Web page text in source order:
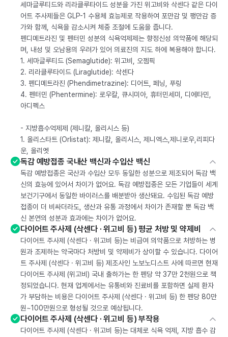
세마글루티드와 리라클루타이드 성분을 가진 위고비와 삭센다 같은 다이
어트 주사제들은 GLP-1 수용체 효능제로 작용하여 포만감 및 팽만감 증
가와 함께, 식욕을 감소시켜 체중 조절에 도움을 줍니다.
펜디메트라진 및 펜터민 성분의 식욕억제제는 향정신성 의약품에 해당되
며, 내성 및 오남용의 우려가 있어 의료진의 지도 하에 복용해야 합니다.
1. 세마글루티드 (Semaglutide): 위고비, 오젬픽
2. 리라클루타이드 (Liraglutide): 삭센다
3. 펜디메트라진 (Phendimetrazine): 디어트, 페닝, 푸링
4. 펜터민 (Phentermine): 로우칼, 큐시미아, 휴터민세미, 디에타민,
아디펙스
- 지방흡수억제제 (제니칼, 올리시스 등)
1. 올리스타트 (Orlistat): 제니칼, 올리시스, 제니엑스,제니로우,리피다
운, 올리엣
독감 예방접종 국내산 백신과 수입산 백신
독감 예방접종은 국산과 수입산 모두 동일한 성분으로 제조되어 독감 백
신의 효능에 있어서 차이가 없어요. 독감 예방접종은 모든 기업들이 세계
보건기구에서 동일한 바이러스를 배분받아 생산돼요. 수입된 독감 예방
접종이 더 비싸더라도, 생산과 유통 과정에서 차이가 존재할 뿐 독감 백
신 본연의 성분과 효과에는 차이가 없어요.
다이어트 주사제 (삭센다 · 위고비 등) 평균 처방 및 약제비
다이어트 주사제 (삭센다 · 위고비 등)는 비급여 의약품으로 처방하는 병
원과 조제하는 약국마다 처방비 및 약제비가 상이할 수 있습니다. 다이어
트 주사제 (삭센다 · 위고비 등) 제조사인 노보노디스트 사에 따르면 현재
다이어트 주사제 (위고비) 국내 출하가는 한 펜당 약 37만 2천원으로 책
정되었습니다. 현재 업계에서는 유통비와 진료비를 포함하면 실제 환자
가 부담하는 비용은 다이어트 주사제 (삭센다 · 위고비 등) 한 펜당 80만
원~100만원으로 형성될 것으로 예상됩니다.
다이어트 주사제 (삭센다 · 위고비 등) 부작용
다이어트 주사제 (삭센다 · 위고비 등)는 대체로 식욕 억제, 지방 흡수 감